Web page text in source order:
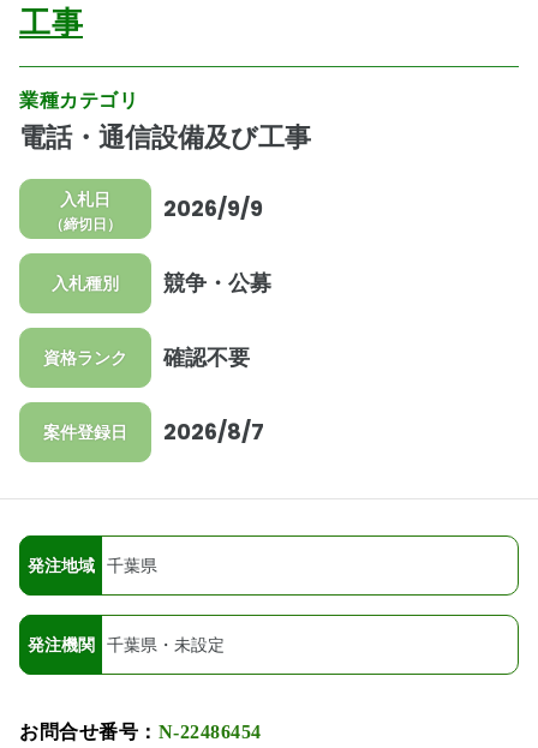
工事
業種カテゴリ
電話・通信設備及び工事
入札日
（締切日）
2026/9/9
入札種別 競争・公募
資格ランク 確認不要
案件登録日 2026/8/7
発注地域 千葉県
発注機関 千葉県・未設定
お問合せ番号： N-22486454